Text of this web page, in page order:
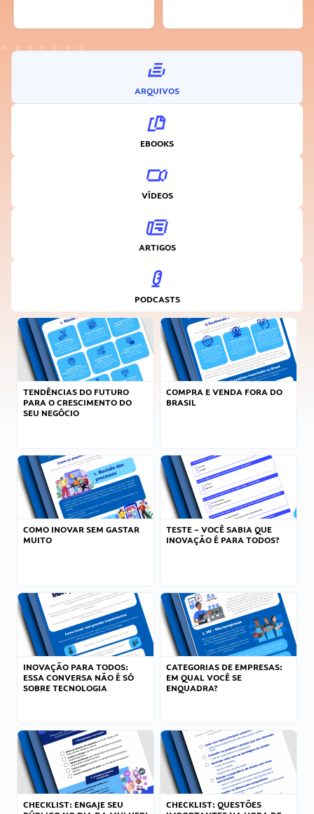
ARQUIVOS
EBOOKS
VÍDEOS
ARTIGOS
PODCASTS
TENDÊNCIAS DO FUTURO
PARA O CRESCIMENTO DO
SEU NEGÓCIO
COMPRA E VENDA FORA DO
BRASIL
COMO INOVAR SEM GASTAR
MUITO
TESTE – VOCÊ SABIA QUE
INOVAÇÃO É PARA TODOS?
INOVAÇÃO PARA TODOS:
ESSA CONVERSA NÃO É SÓ
SOBRE TECNOLOGIA
CATEGORIAS DE EMPRESAS:
EM QUAL VOCÊ SE
ENQUADRA?
CHECKLIST: ENGAJE SEU
CHECKLIST: QUESTÕES